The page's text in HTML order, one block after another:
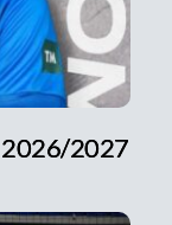
2027